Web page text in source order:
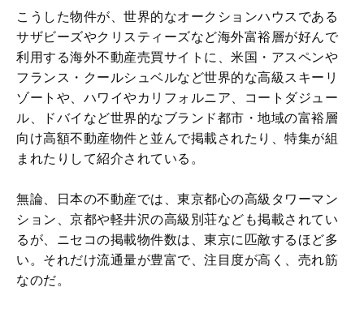
こうした物件が、世界的なオークションハウスである
サザビーズやクリスティーズなど海外富裕層が好んで
利用する海外不動産売買サイトに、米国・アスペンや
フランス・クールシュベルなど世界的な高級スキーリ
ゾートや、ハワイやカリフォルニア、コートダジュー
ル、ドバイなど世界的なブランド都市・地域の富裕層
向け高額不動産物件と並んで掲載されたり、特集が組
まれたりして紹介されている。
無論、日本の不動産では、東京都心の高級タワーマン
ション、京都や軽井沢の高級別荘なども掲載されてい
るが、ニセコの掲載物件数は、東京に匹敵するほど多
い。それだけ流通量が豊富で、注目度が高く、売れ筋
なのだ。